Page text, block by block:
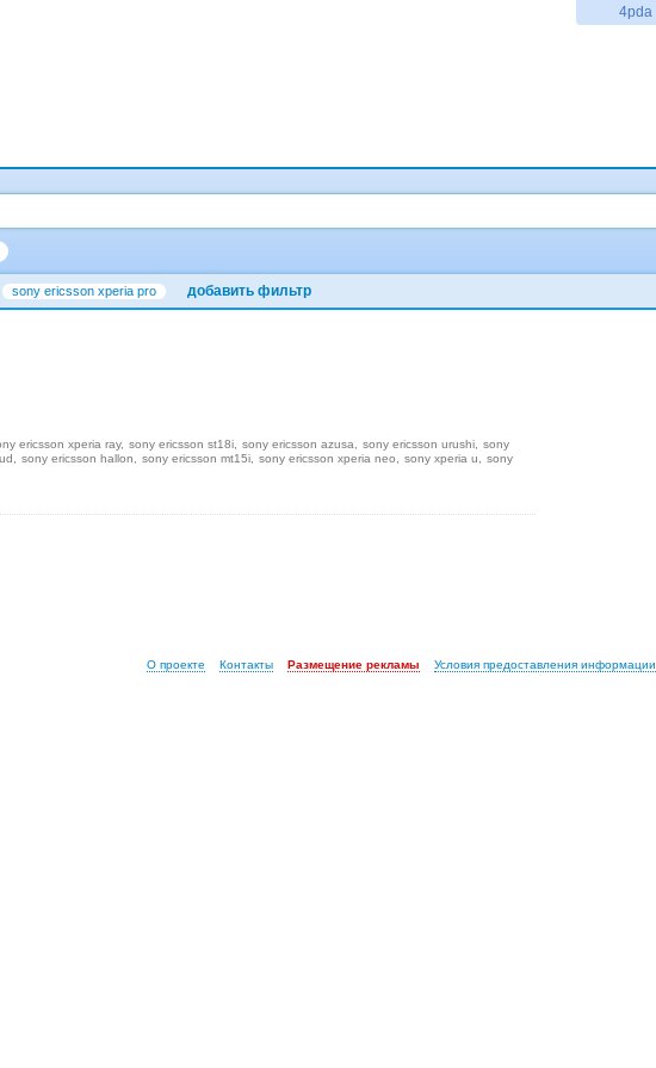
4pda
sony ericsson xperia pro добавить фильтр
ericsson xperia ray sony ericsson st18i sony ericsson azusa sony ericsson urushi
sony
sony ericsson hallon sony ericsson mt15i sony ericsson xperia neo sony xperia u
sony
О проекте Контакты Размещение рекламы Условия предоставления информации